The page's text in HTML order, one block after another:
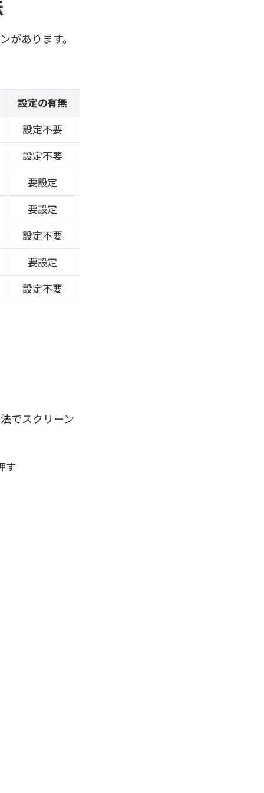
あります。
設定の有無
設定不要
設定不要
要設定
要設定
設定不要
要設定
設定不要
でスクリーン
す